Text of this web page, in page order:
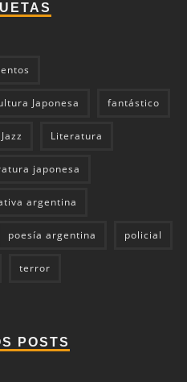
Japonesa fantástico
Jazz Literatura
japonesa
argentina
poesía argentina policial
terror
POSTS